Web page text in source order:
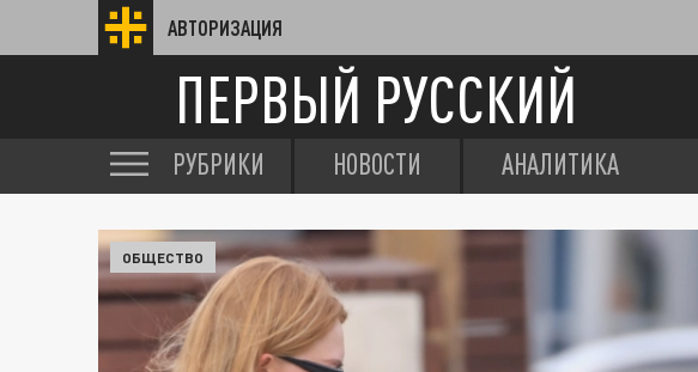
АВТОРИЗАЦИЯ
ПЕРВЫЙ РУССКИЙ
РУБРИКИ НОВОСТИ АНАЛИТИКА
ОБЩЕСТВО